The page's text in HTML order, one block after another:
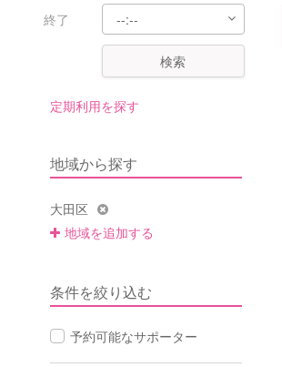
終了
検索
定期利用を探す
地域から探す
大田区
地域を追加する
条件を絞り込む
予約可能なサポーター